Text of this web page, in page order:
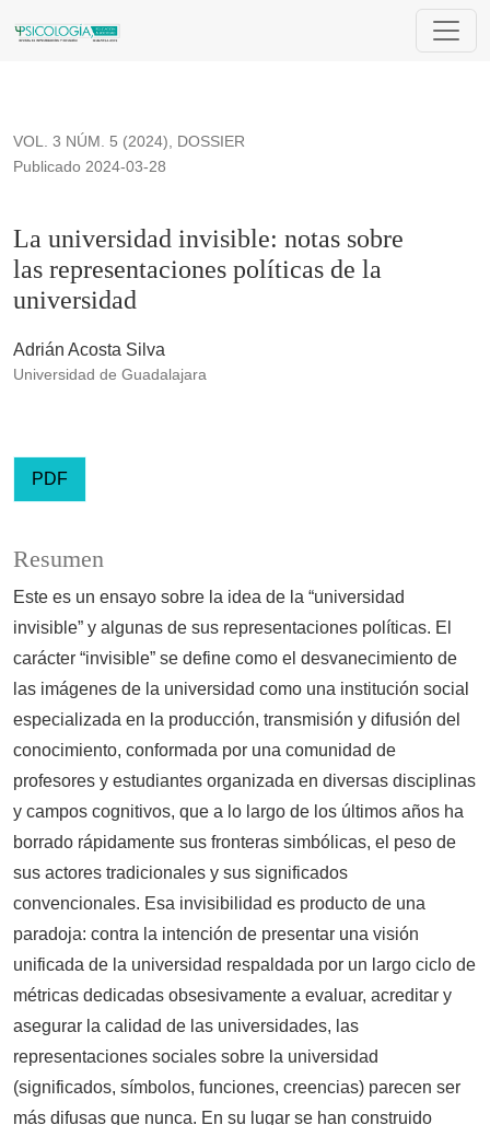
La universidad invisible: notas sobre las representaciones
VOL. 3 NÚM. 5 (2024), DOSSIER
La universidad invisible: notas sobre
las representaciones políticas de la
universidad
Publicado 2024-03-28
Adrián Acosta Silva
Universidad de Guadalajara
PDF
Resumen
Este es un ensayo sobre la idea de la “universidad
invisible” y algunas de sus representaciones políticas. El
carácter “invisible” se define como el desvanecimiento de
las imágenes de la universidad como una institución social
especializada en la producción, transmisión y difusión del
conocimiento, conformada por una comunidad de
profesores y estudiantes organizada en diversas disciplinas
y campos cognitivos, que a lo largo de los últimos años ha
borrado rápidamente sus fronteras simbólicas, el peso de
sus actores tradicionales y sus significados
convencionales. Esa invisibilidad es producto de una
paradoja: contra la intención de presentar una visión
unificada de la universidad respaldada por un largo ciclo de
métricas dedicadas obsesivamente a evaluar, acreditar y
asegurar la calidad de las universidades, las
representaciones sociales sobre la universidad
(significados, símbolos, funciones, creencias) parecen ser
más difusas que nunca. En su lugar se han construido